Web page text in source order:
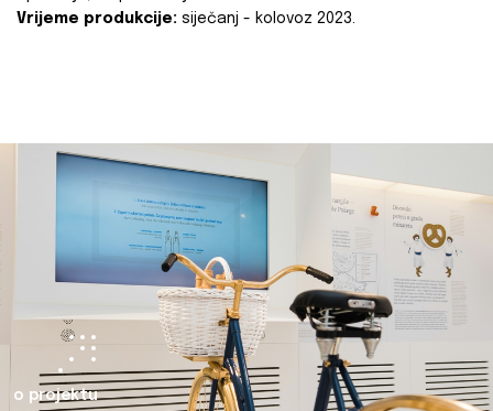
Vrijeme produkcije: siječanj - kolovoz 2023.
o projektu